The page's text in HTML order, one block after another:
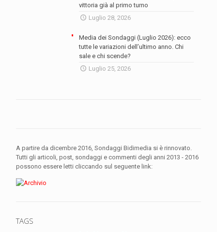
vittoria già al primo turno
Luglio 28, 2026
Media dei Sondaggi (Luglio 2026): ecco
tutte le variazioni dell’ultimo anno. Chi
sale e chi scende?
Luglio 25, 2026
A partire da dicembre 2016, Sondaggi Bidimedia si è rinnovato.
Tutti gli articoli, post, sondaggi e commenti degli anni 2013 - 2016
possono essere letti cliccando sul seguente link:
TAGS